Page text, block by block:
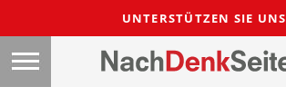
UNTERSTÜTZEN SIE UNS